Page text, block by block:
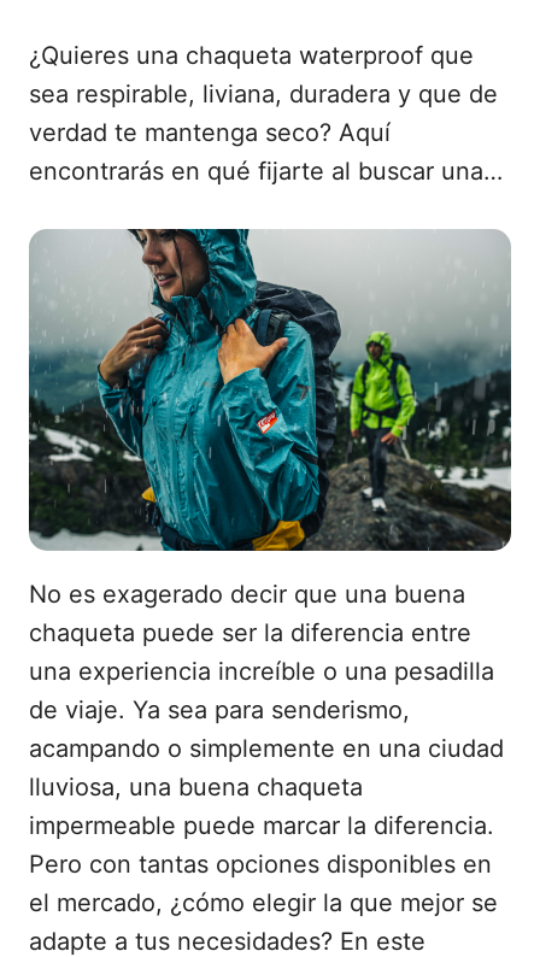
e
b
k
r
e
e
n
¿Quieres una chaqueta waterproof que
sea respirable, liviana, duradera y que de
verdad te mantenga seco? Aquí
encontrarás en qué fijarte al buscar una…
No es exagerado decir que una buena
chaqueta puede ser la diferencia entre
una experiencia increíble o una pesadilla
de viaje. Ya sea para senderismo,
acampando o simplemente en una ciudad
lluviosa, una buena chaqueta
impermeable puede marcar la diferencia.
Pero con tantas opciones disponibles en
el mercado, ¿cómo elegir la que mejor se
adapte a tus necesidades? En este